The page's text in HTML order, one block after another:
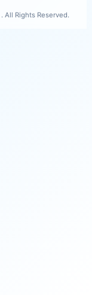
. All Rights Reserved.